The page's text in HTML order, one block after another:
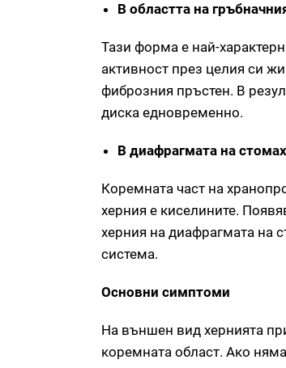
В областта на
Тази форма е най-
активност през целия си
фиброзния пръстен. В
диска едновременно.
В диафрагмата на
Коремната част на
херния е киселините.
херния на диафрагмата на
система.
Основни симптоми
На външен вид хернията
коремната област. Ако